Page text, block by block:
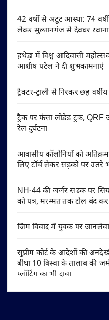
42 वर्षों से अटूट आस्था: 74
लेकर सुल्तानगंज से देवघर रवाना
हथेड़ा में विश्व आदिवासी
आशीष पटेल ने दी शुभकामनाएं
ट्रैक्टर-ट्राली से गिरकर छह
ट्रैक पर फंसा लोडेड ट्रक,
रेल दुर्घटना
आवासीय कॉलोनियों को
लिए टॉर्च लेकर सड़कों पर उतरे
NH-44 की जर्जर सड़क पर
को पत्र, मरम्मत तक टोल बंद
जिम विवाद में युवक पर
सुप्रीम कोर्ट के आदेशों की
बीघा 10 बिस्वा के तालाब की
प्लॉटिंग का भी दावा